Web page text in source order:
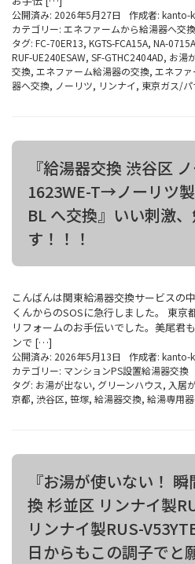
公開済み: 2026年5月27日 作成者: kanto-
カテゴリー: エネファームから給湯器へ交換
タグ: FC-70ER13, KGTS-FCA15A, NA-
RUF-UE240ESAW, SF-GTHC2404AD, お湯
交換, エネファーム給湯器の交換, エネフ
器へ交換, ノーリツ, リンナイ, 東京ガス/
『給湯器交換 渋谷区
1623WE-T→ノーリツ
BL へ交換』いい刺激
す！！！
こんばんは関東給湯器交換サービスの
くんからのSOSに急行しました。 東京
リフォームのお手伝いでした。美尾君
ンで […]
公開済み: 2026年5月13日 作成者: kanto-
カテゴリー: マンションPS設置給湯器交換
タグ: お湯が出ない, グリーンハウス, 入居
京都, 渋谷区, 笹塚, 給湯器交換, 給湯専用
『お湯が使いない！
換 杉並区 リンナイ製
リンナイ製RUS-
日からもこの調子でと